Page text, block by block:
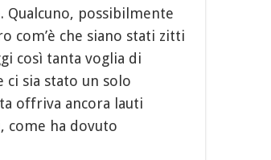
possibilmente
com’è che siano stati zitti
così tanta voglia di
ci sia stato un solo
offriva ancora lauti
come ha dovuto